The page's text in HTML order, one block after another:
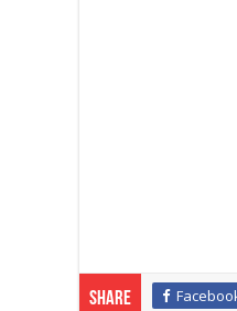
Share